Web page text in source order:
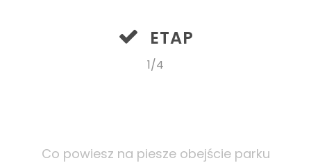
ETAP
1/4
Co powiesz na piesze obejście parku